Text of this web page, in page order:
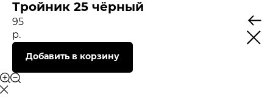
Тройник 25 чёрный
95
р.
Добавить в корзину